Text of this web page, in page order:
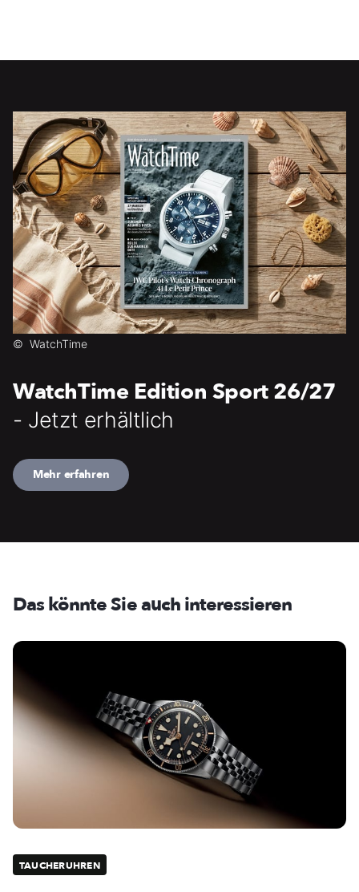
© WatchTime
WatchTime Edition Sport 26/27
- Jetzt erhältlich
Mehr erfahren
Das könnte Sie auch interessieren
TAUCHERUHREN